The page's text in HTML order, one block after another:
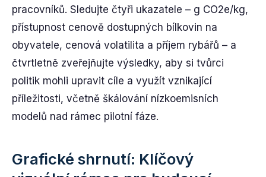
pracovníků. Sledujte čtyři ukazatele – g CO2e/kg,
přístupnost cenově dostupných bílkovin na
obyvatele, cenová volatilita a příjem rybářů – a
čtvrtletně zveřejňujte výsledky, aby si tvůrci
politik mohli upravit cíle a využít vznikající
příležitosti, včetně škálování nízkoemisních
modelů nad rámec pilotní fáze.
Grafické shrnutí: Klíčový